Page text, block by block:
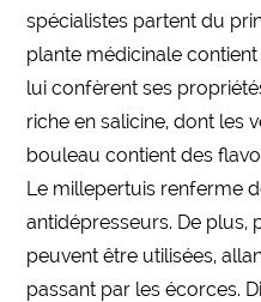
spécialistes partent du
plante médicinale
lui confèrent ses
riche en salicine, dont les
bouleau contient des
Le millepertuis renferme
antidépresseurs. De plus,
peuvent être utilisées,
passant par les écorces.